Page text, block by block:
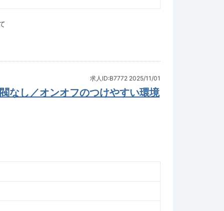
求人ID:B7772 2025/11/01
なし／オンオフのつけやすい環境